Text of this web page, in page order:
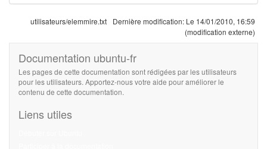
utilisateurs/elemmire.txt Dernière modification: Le 14/01/2010, 16:59
(modification externe)
Documentation ubuntu-fr
Les pages de cette documentation sont rédigées par les utilisateurs
pour les utilisateurs. Apportez-nous votre aide pour améliorer le
contenu de cette documentation.
Liens utiles